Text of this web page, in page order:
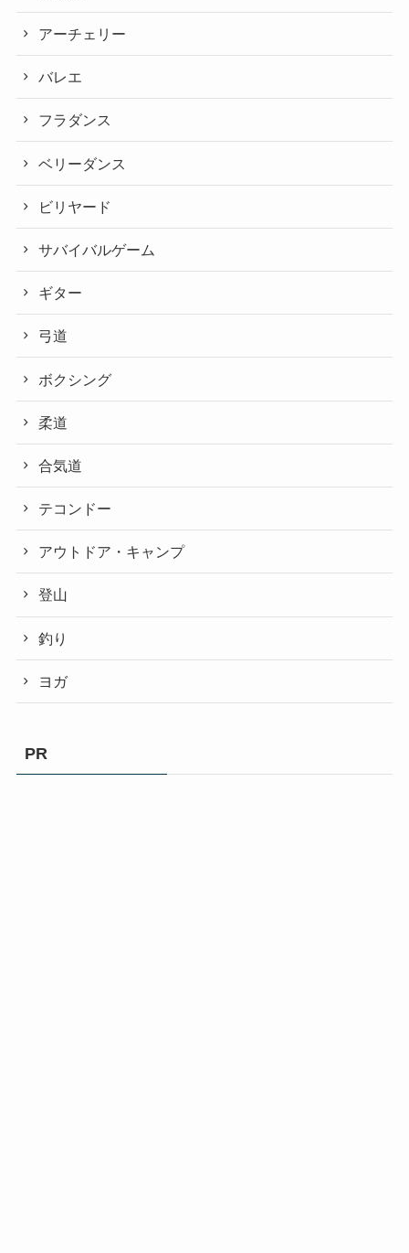
アーチェリー
バレエ
フラダンス
ベリーダンス
ビリヤード
サバイバルゲーム
ギター
弓道
ボクシング
柔道
合気道
テコンドー
アウトドア・キャンプ
登山
釣り
ヨガ
PR